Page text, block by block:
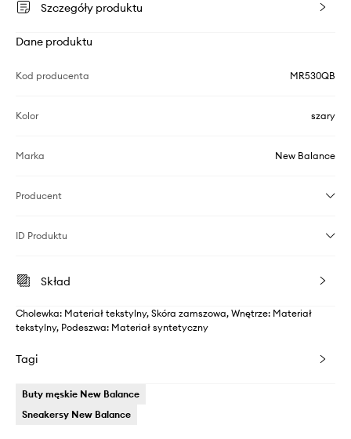
Szczegóły produktu
Dane produktu
Kod producenta MR530QB
Kolor szary
Marka New Balance
Producent
ID Produktu
Skład
Cholewka: Materiał tekstylny, Skóra zamszowa, Wnętrze: Materiał
tekstylny, Podeszwa: Materiał syntetyczny
Tagi
Buty męskie New Balance
Sneakersy New Balance